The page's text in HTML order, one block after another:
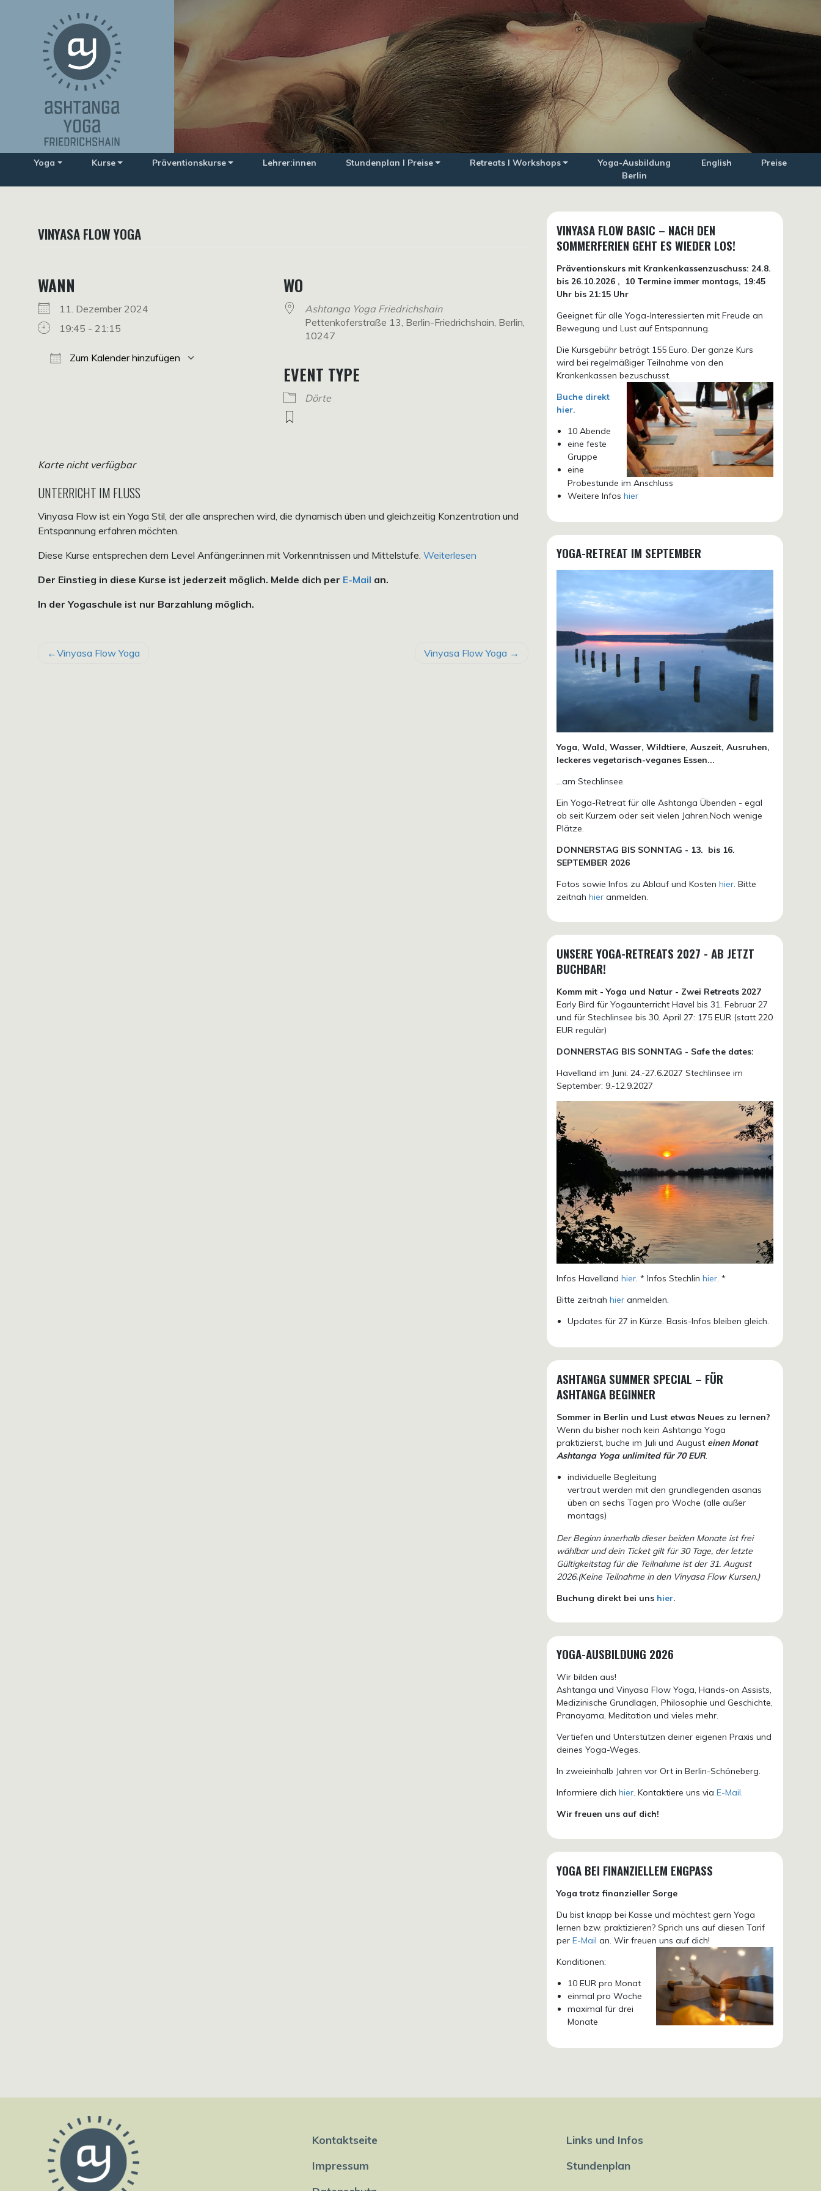
Yoga Kurse Präventionskurse Lehrer:innen Stundenplan I Preise Retreats I Workshops
Yoga-Ausbildung
Berlin
English Preise
VINYASA FLOW YOGA
WANN
11. Dezember 2024
19:45 - 21:15
Zum Kalender hinzufügen
WO
Ashtanga Yoga Friedrichshain
Pettenkoferstraße 13, Berlin-Friedrichshain, Berlin,
10247
EVENT TYPE
Dörte
Karte nicht verfügbar
UNTERRICHT IM FLUSS
Vinyasa Flow ist ein Yoga Stil, der alle ansprechen wird, die dynamisch üben und gleichzeitig Konzentration und
Entspannung erfahren möchten.
Diese Kurse entsprechen dem Level Anfänger:innen mit Vorkenntnissen und Mittelstufe. Weiterlesen
Der Einstieg in diese Kurse ist jederzeit möglich. Melde dich per E-Mail an.
In der Yogaschule ist nur Barzahlung möglich.
BEITRAGSNAVIGATION
Vinyasa Flow Yoga Vinyasa Flow Yoga
VINYASA FLOW BASIC – NACH DEN
SOMMERFERIEN GEHT ES WIEDER LOS!
Präventionskurs mit Krankenkassenzuschuss:24.8.
bis 26.10.2026 ,
10 Termine immer montags, 19:45
Uhr bis 21:15 Uhr
Geeignet für alle Yoga-Interessierten mit Freude an
Bewegung und Lust auf Entspannung.
Die Kursgebühr beträgt 155 Euro. Der ganze Kurs
wird bei regelmäßiger Teilnahme von den
Krankenkassen bezuschusst.
Buche direkt
hier.
10 Abende
eine feste
Gruppe
eine
Probestunde im Anschluss
Weitere Infos hier
YOGA-RETREAT IM SEPTEMBER
Yoga, Wald, Wasser, Wildtiere, Auszeit, Ausruhen,
leckeres vegetarisch-veganes Essen...
...am Stechlinsee.
Ein Yoga-Retreat für alle Ashtanga Übenden - egal
ob seit Kurzem oder seit vielen Jahren.Noch wenige
Plätze.
DONNERSTAG BIS SONNTAG - 13. bis 16.
SEPTEMBER 2026
Fotos sowie Infos zu Ablauf und Kostenhier. Bitte
zeitnahhier anmelden.
UNSERE YOGA-RETREATS 2027 - AB JETZT
BUCHBAR!
Komm mit - Yoga und Natur - Zwei Retreats 2027
Early Bird für Yogaunterricht Havel bis 31. Februar 27
und für Stechlinsee bis 30. April 27: 175 EUR (statt 220
EUR regulär)
DONNERSTAG BIS SONNTAG - Safe the dates:
Havelland im Juni: 24.-27.6.2027 Stechlinsee im
September: 9.-12.9.2027
Infos Havellandhier. * Infos Stechlinhier. *
Bitte zeitnahhier anmelden.
Updates für 27 in Kürze. Basis-Infos bleiben gleich.
ASHTANGA SUMMER SPECIAL – FÜR
ASHTANGA BEGINNER
Sommer in Berlin und Lust etwas Neues zu lernen?
Wenn du bisher noch kein Ashtanga Yoga
praktizierst, buche im Juli und August einen Monat
Ashtanga Yoga unlimited für 70 EUR.
individuelle Begleitung
vertraut werden mit den grundlegenden asanas
üben an sechs Tagen pro Woche (alle außer
montags)
Der Beginn innerhalb dieser beiden Monate ist frei
wählbar und dein Ticket gilt für 30 Tage, der letzte
Gültigkeitstag für die Teilnahme ist der 31. August
2026.(Keine Teilnahme in den Vinyasa Flow Kursen.)
Buchung direkt bei uns hier.
YOGA-AUSBILDUNG 2026
Wir bilden aus!
Ashtanga und Vinyasa Flow Yoga, Hands-on Assists,
Medizinische Grundlagen, Philosophie und Geschichte,
Pranayama, Meditation und vieles mehr.
Vertiefen und Unterstützen deiner eigenen Praxis und
deines Yoga-Weges.
In zweieinhalb Jahren vor Ort in Berlin-Schöneberg.
Informiere dichhier. Kontaktiere uns viaE-Mail.
Wir freuen uns auf dich!
YOGA BEI FINANZIELLEM ENGPASS
Yoga trotz finanzieller Sorge
Du bist knapp bei Kasse und möchtest gern Yoga
lernen bzw. praktizieren? Sprich uns auf diesen Tarif
perE-Mail an. Wir freuen uns auf dich!
Konditionen:
10 EUR pro Monat
einmal pro Woche
maximal für drei
Monate
Kontaktseite
Impressum
Links und Infos
Stundenplan